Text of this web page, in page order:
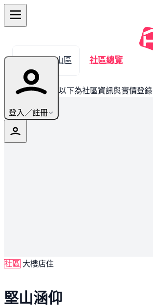
登入／註冊
← 返回鼓山區 社區總覽
此建案已完銷，以下為社區資訊與實價登錄
社區 大樓店住
堅山涵仰